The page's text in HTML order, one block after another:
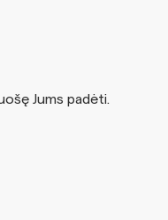
Jums padėti.